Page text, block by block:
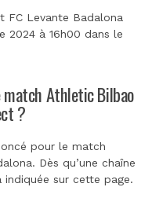
FC Levante Badalona
2024 à 16h00 dans le
Athletic Bilbao
?
pour le match
Dès qu’une chaîne
indiquée sur cette page.